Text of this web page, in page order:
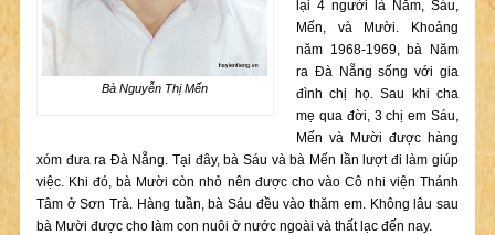
Bà Nguyễn Thị Mến
lại 4 người là Năm, Sáu,
Mến, và Mười. Khoảng
năm 1968-1969, bà Năm
ra Đà Nẵng sống với gia
đình chị họ. Sau khi cha
mẹ qua đời, 3 chị em Sáu,
Mến và Mười được hàng
xóm đưa ra Đà Nẵng. Tại đây, bà Sáu và bà Mến lần lượt đi làm giúp
việc. Khi đó, bà Mười còn nhỏ nên được cho vào Cô nhi viện Thánh
Tâm ở Sơn Trà. Hàng tuần, bà Sáu đều vào thăm em. Không lâu sau
bà Mười được cho làm con nuôi ở nước ngoài và thất lạc đến nay.